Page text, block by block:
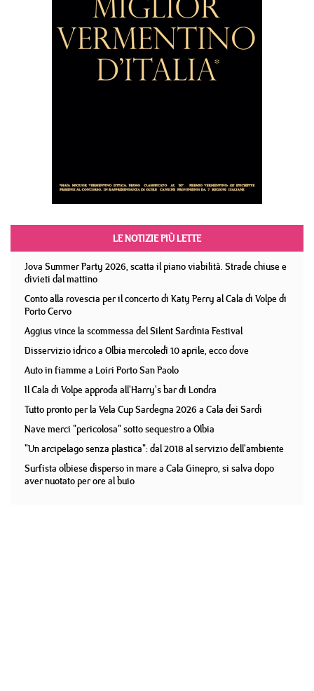
LE NOTIZIE PIÙ LETTE
Jova Summer Party 2026, scatta il piano viabilità. Strade chiuse e
divieti dal mattino
Conto alla rovescia per il concerto di Katy Perry al Cala di Volpe di
Porto Cervo
Aggius vince la scommessa del Silent Sardinia Festival
Disservizio idrico a Olbia mercoledì 10 aprile, ecco dove
Auto in fiamme a Loiri Porto San Paolo
Il Cala di Volpe approda all'Harry's bar di Londra
Tutto pronto per la Vela Cup Sardegna 2026 a Cala dei Sardi
Nave merci "pericolosa" sotto sequestro a Olbia
"Un arcipelago senza plastica": dal 2018 al servizio dell'ambiente
Surfista olbiese disperso in mare a Cala Ginepro, si salva dopo
aver nuotato per ore al buio